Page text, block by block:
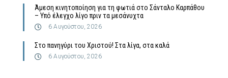
Άμεση κινητοποίηση για τη φωτιά στο Σάνταλο Καρπάθου
– Υπό έλεγχο λίγο πριν τα μεσάνυχτα
6 Αυγούστου, 2026
Στο πανηγύρι του Χριστού! Στα λίγα, στα καλά
6 Αυγούστου, 2026